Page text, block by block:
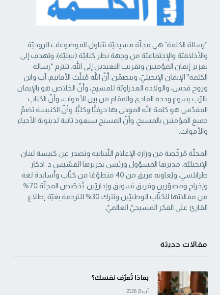
“رسالة الكلمة” هي مجلّة مسيحيّة تتناول الموضوعات الروحيّة
والأخلاقيّة والإجتماعيّة من ‏وجهة نظر كتابيّة (بيبليّة)، وتهدف إلى
تعزيز إيمان المؤمنين وتقريب البعيدين إلى الله. تلتزم “رسالة
‏الكلمة” الإيمان الإنجيليّ، ويتضمّن: أنّ الله مُثلّث الأقانيم: آب وابن
وروح قدس، والولادة العذراويّة ‏للمسيح، وأنّ الخلاص هو بالإيمان
بالرّب يسوع وحده الفادي والمقام من بين الأموات، وأنّ الكتاب
‏المقدّس هو كلمة الله الموحى بها حرفيًّا وكليًّا، وأنّ الكنيسة تضمّ
جميع المؤمنين بالمسيح، وأنّ المسيح ‏سيعود ثانية لدينونة الأحياء
والأموات. ‏
المجلّة مُرخّصة من وزارة الإعلام اللّبنانية وتصدر عن كنيسة لبنان
الإنجيليّة. مديرها المسؤول ‏ورئيس تحريرها القسّيس د. ادكار
طرابلسي، ويُعاونه فريق من 40 متطوّعًا من كتّاب وأساتذة لغة
‏وإخراج ومصوّرين وفريق تسويق وإداريّين. تُخصّص المجلّة 70%
من مقالاتها للكتّاب الوطنيّين ‏وتترك 30% للترجمة بغيّة إطلاع
القارئ على الفكر المسيحيّ العالميّ.‏
مقالات حديثة
بماذا تُعرّف نفسك؟
آب 8, 2026